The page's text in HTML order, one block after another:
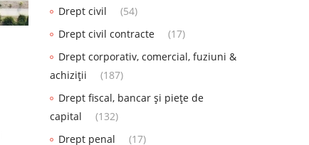
Drept civil
(54)
Drept civil contracte
(17)
Drept corporativ, comercial, fuziuni &
achiziții
(187)
Drept fiscal, bancar și piețe de
capital
(132)
Drept penal
(17)